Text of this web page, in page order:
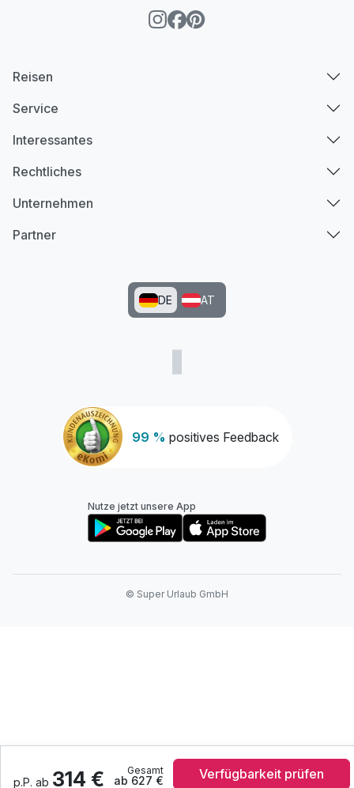
p.P. ab 314 € Gesamt
ab 627 € Verfügbarkeit prüfen
99 % positives Feedback
Reisen
Service
Interessantes
Rechtliches
Unternehmen
Partner
DE AT
Nutze jetzt unsere App
© Super Urlaub GmbH